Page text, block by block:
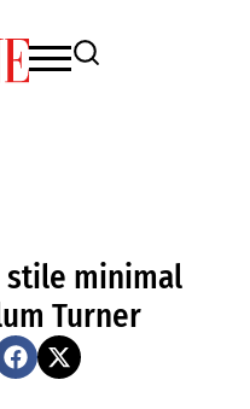
stile minimal
Turner